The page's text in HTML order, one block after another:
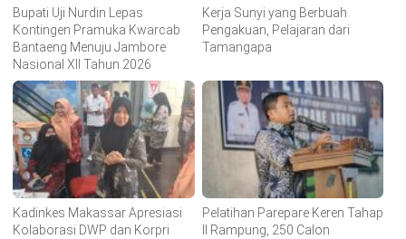
Bupati Uji Nurdin Lepas
Kontingen Pramuka Kwarcab
Bantaeng Menuju Jambore
Nasional XII Tahun 2026
Kerja Sunyi yang Berbuah
Pengakuan, Pelajaran dari
Tamangapa
Kadinkes Makassar Apresiasi
Kolaborasi DWP dan Korpri
Pelatihan Parepare Keren Tahap
II Rampung, 250 Calon